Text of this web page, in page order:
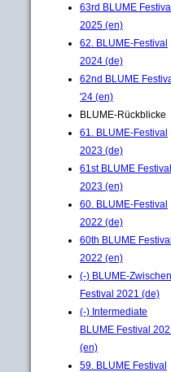
63rd BLUME
2025 (en)
62. BLUME-Festival
2024 (de)
62nd BLUME
'24 (en)
BLUME-Rückblicke
61. BLUME-Festival
2023 (de)
61st BLUME Festival
2023 (en)
60. BLUME-Festival
2022 (de)
60th BLUME Festival
2022 (en)
(-) BLUME-
Festival 2021 (de)
(-) Intermediate
BLUME Festival
(en)
59. BLUME Festival